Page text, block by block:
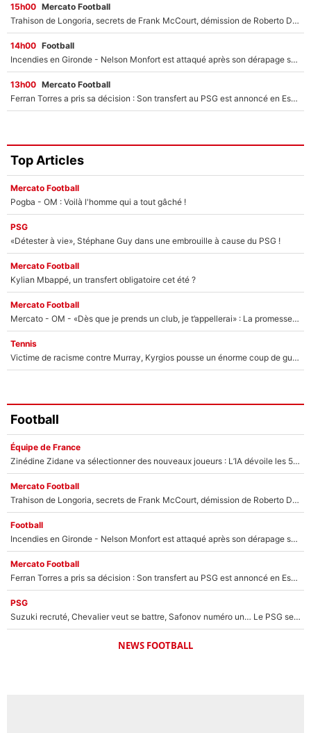
15h00 Mercato Football
Trahison de Longoria, secrets de Frank McCourt, démission de Roberto De Zerbi : Medhi Benatia se lâche sur son départ de l'OM et fait d'importantes révélations
14h00 Football
Incendies en Gironde - Nelson Monfort est attaqué après son dérapage sur CNews : «Et lui, il prend combien pour parler dans un studio climatisé?»
13h00 Mercato Football
Ferran Torres a pris sa décision : Son transfert au PSG est annoncé en Espagne !
Top Articles
Mercato Football
Pogba - OM : Voilà l'homme qui a tout gâché !
PSG
«Détester à vie», Stéphane Guy dans une embrouille à cause du PSG !
Mercato Football
Kylian Mbappé, un transfert obligatoire cet été ?
Mercato Football
Mercato - OM - «Dès que je prends un club, je t’appellerai» : La promesse de Marcelino au moment de claquer la porte
Tennis
Victime de racisme contre Murray, Kyrgios pousse un énorme coup de gueule !
Football
Équipe de France
Zinédine Zidane va sélectionner des nouveaux joueurs : L’IA dévoile les 5 cracks qui pourraient rapidement le rejoindre en équipe de France !
Mercato Football
Trahison de Longoria, secrets de Frank McCourt, démission de Roberto De Zerbi : Medhi Benatia se lâche sur son départ de l'OM et fait d'importantes révélations
Football
Incendies en Gironde - Nelson Monfort est attaqué après son dérapage sur CNews : «Et lui, il prend combien pour parler dans un studio climatisé?»
Mercato Football
Ferran Torres a pris sa décision : Son transfert au PSG est annoncé en Espagne !
PSG
Suzuki recruté, Chevalier veut se battre, Safonov numéro un… Le PSG se lance encore dans un gros chantier pour le poste de gardien de but
NEWS FOOTBALL